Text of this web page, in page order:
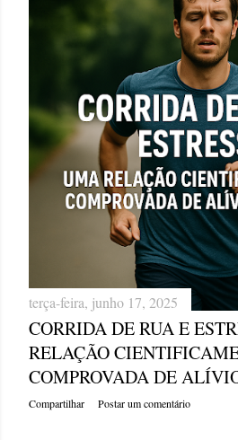
terça-feira, junho 17, 2025
CORRIDA DE RUA E
RELAÇÃO
COMPROVADA DE
Compartilhar Postar um comentário